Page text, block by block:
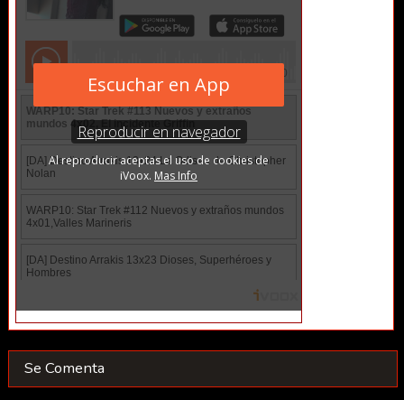
Se Comenta